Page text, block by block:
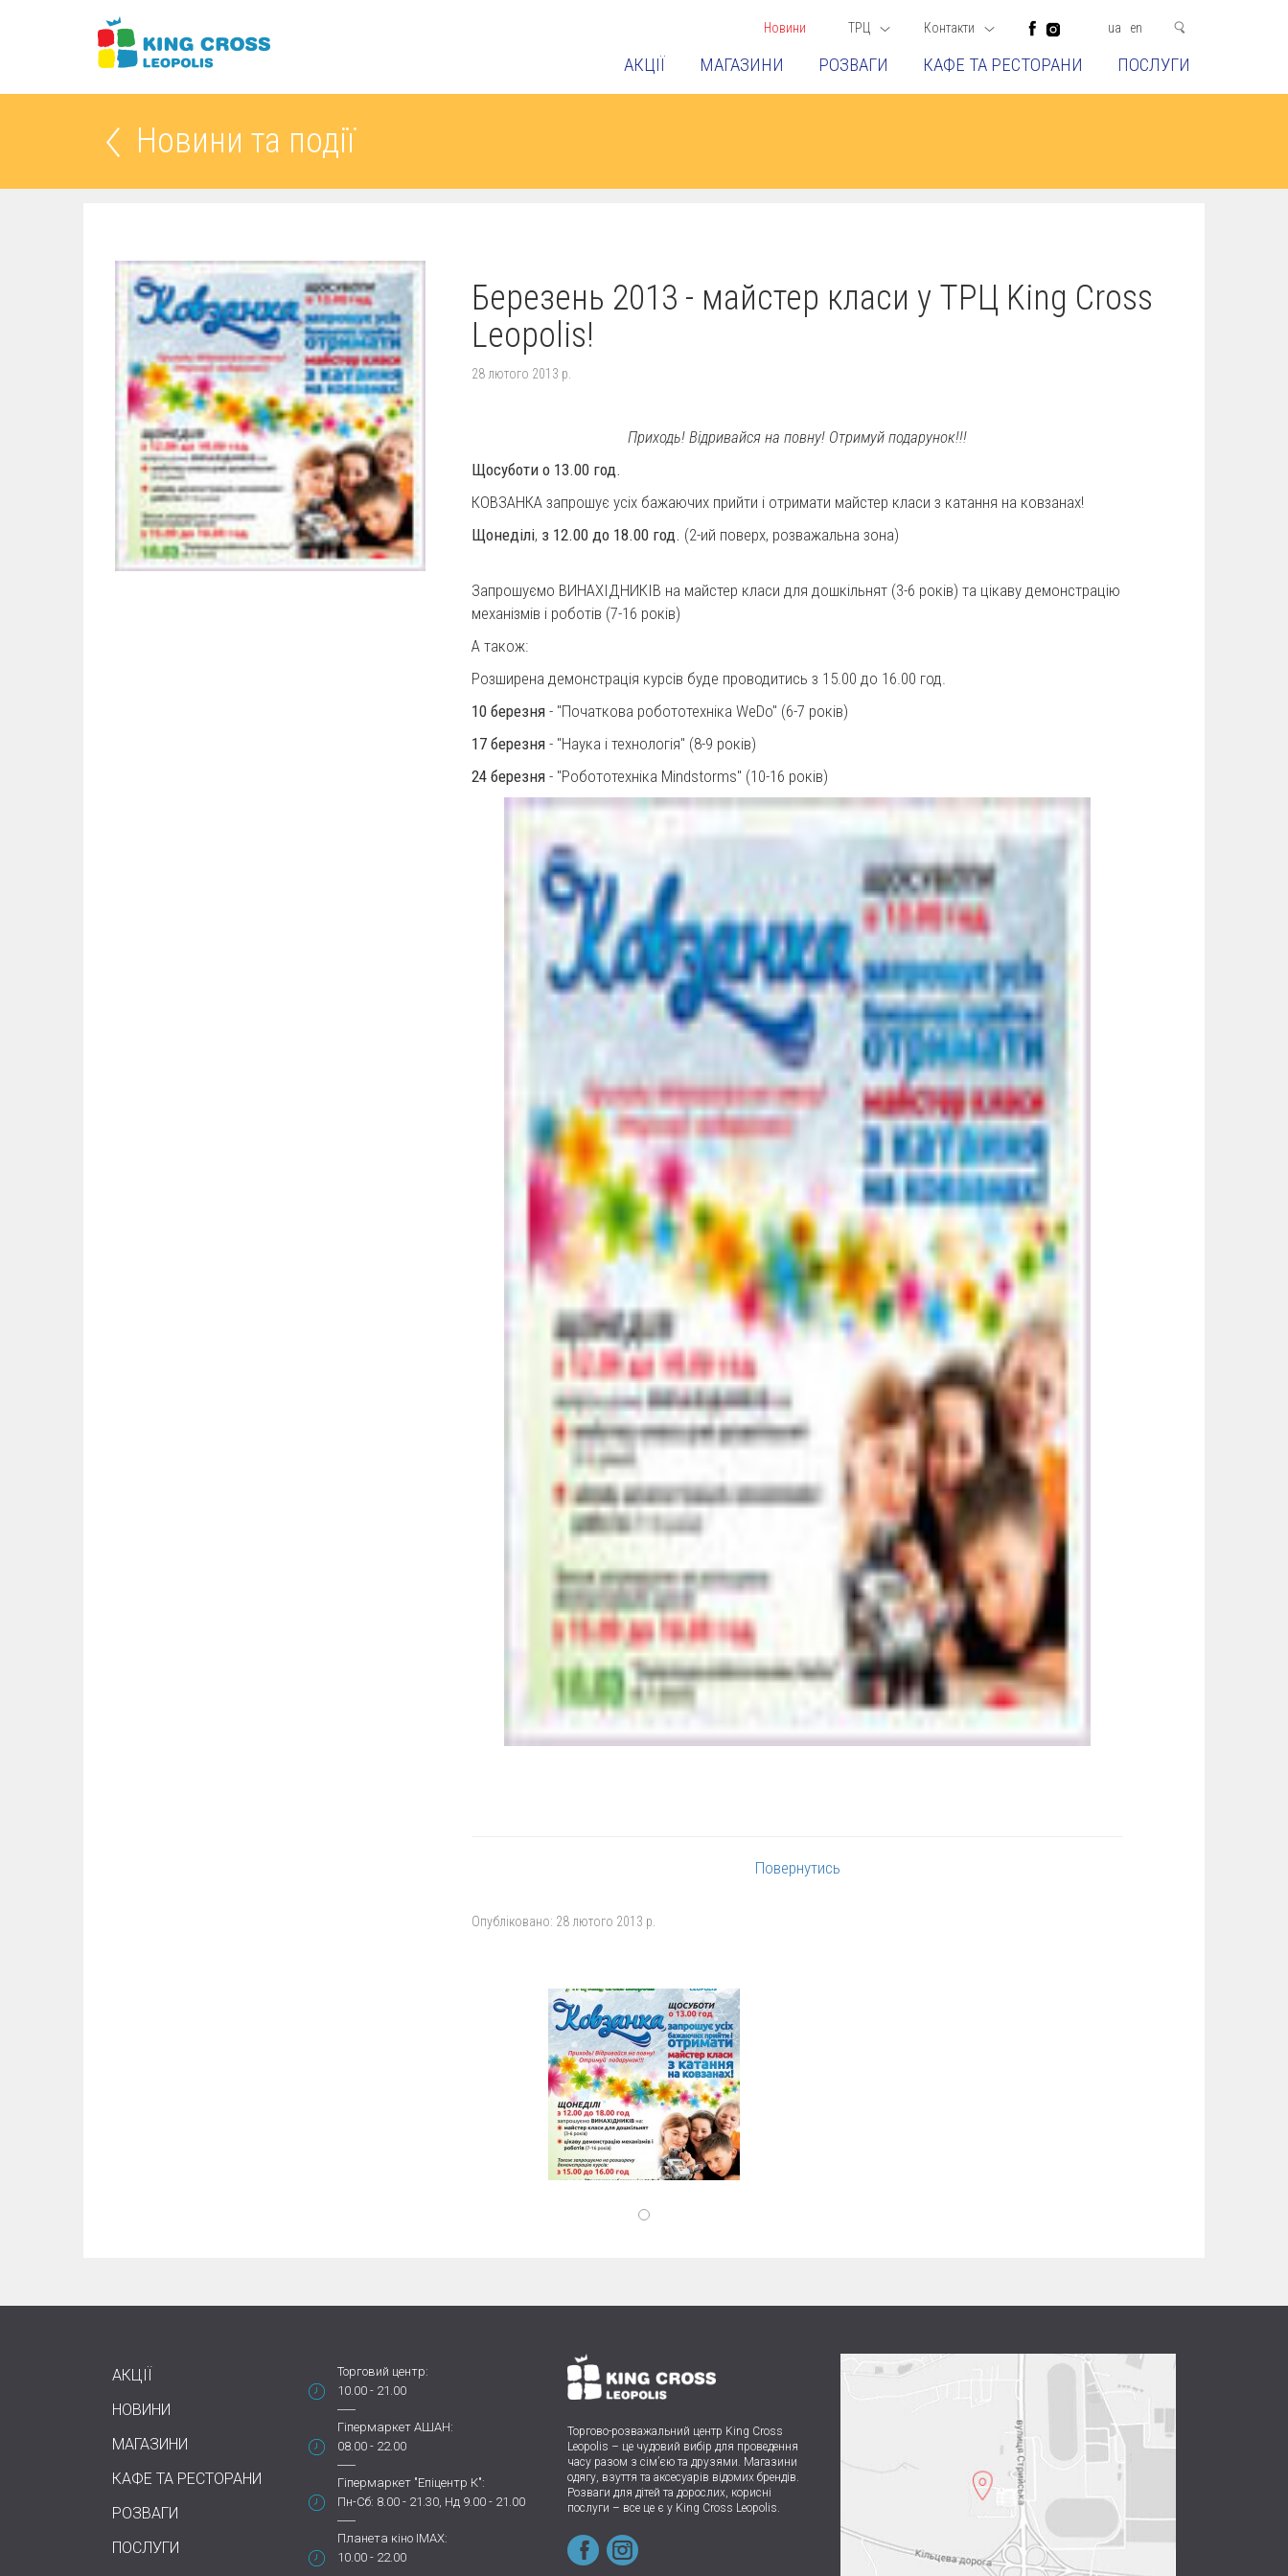
Новини ТРЦ Контакти ua en
АКЦІЇ МАГАЗИНИ РОЗВАГИ КАФЕ ТА РЕСТОРАНИ ПОСЛУГИ
Новини та події
Березень 2013 - майстер класи у ТРЦ King Cross
Leopolis!
28 лютого 2013 р.
Приходь! Відривайся на повну! Отримуй подарунок!!!
Щосуботи о 13.00 год.
КОВЗАНКА запрошує усіх бажаючих прийти і отримати майстер класи з катання на ковзанах!
Щонеділі, з 12.00 до 18.00 год. (2-ий поверх, розважальна зона)
Запрошуємо ВИНАХІДНИКІВ на майстер класи для дошкільнят (3-6 років) та цікаву демонстрацію
механізмів і роботів (7-16 років)
А також:
Розширена демонстрація курсів буде проводитись з 15.00 до 16.00 год.
10 березня - "Початкова робототехніка WeDo" (6-7 років)
17 березня - "Наука і технологія" (8-9 років)
24 березня - "Робототехніка Mindstorms" (10-16 років)
Повернутись
Опубліковано: 28 лютого 2013 р.
АКЦІЇ
НОВИНИ
МАГАЗИНИ
КАФЕ ТА РЕСТОРАНИ
РОЗВАГИ
ПОСЛУГИ
Торговий центр:
10.00 - 21.00
Гіпермаркет АШАН:
08.00 - 22.00
Гіпермаркет "Епіцентр К":
Пн-Сб: 8.00 - 21.30, Нд 9.00 - 21.00
Планета кіно IMAX:
10.00 - 22.00
Торгово-розважальний центр King Cross
Leopolis – це чудовий вибір для проведення
часу разом з сім’єю та друзями. Магазини
одягу, взуття та аксесуарів відомих брендів.
Розваги для дітей та дорослих, корисні
послуги – все це є у King Cross Leopolis.